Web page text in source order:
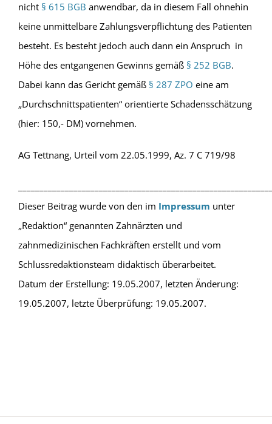
nicht § 615 BGB anwendbar, da in diesem Fall ohnehin
keine unmittelbare Zahlungsverpflichtung des Patienten
besteht. Es besteht jedoch auch dann ein Anspruch in
Höhe des entgangenen Gewinns gemäß § 252 BGB.
Dabei kann das Gericht gemäß § 287 ZPO eine am
„Durchschnittspatienten“ orientierte Schadensschätzung
(hier: 150,- DM) vornehmen.
AG Tettnang, Urteil vom 22.05.1999, Az. 7 C 719/98
Dieser Beitrag wurde von den im Impressum unter
„Redaktion“ genannten Zahnärzten und
zahnmedizinischen Fachkräften erstellt und vom
Schlussredaktionsteam didaktisch überarbeitet.
Datum der Erstellung: 19.05.2007, letzten Änderung:
19.05.2007, letzte Überprüfung: 19.05.2007.